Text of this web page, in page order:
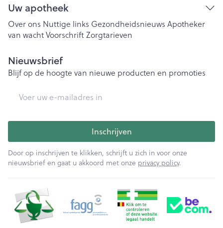
Uw apotheek
Over ons Nuttige links Gezondheidsnieuws Apotheker
van wachtVoorschriftZorgtarieven
Nieuwsbrief
Blijf op de hoogte van nieuwe producten en promoties
Inschrijven
Door op inschrijven te klikken, schrijft u zich in voor onze
nieuwsbrief en gaat u akkoord met onze privacy policy.